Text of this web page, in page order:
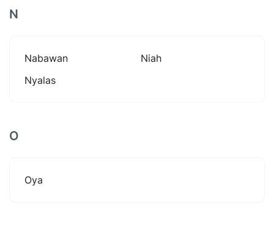
N
Nabawan
Niah
Nyalas
O
Oya